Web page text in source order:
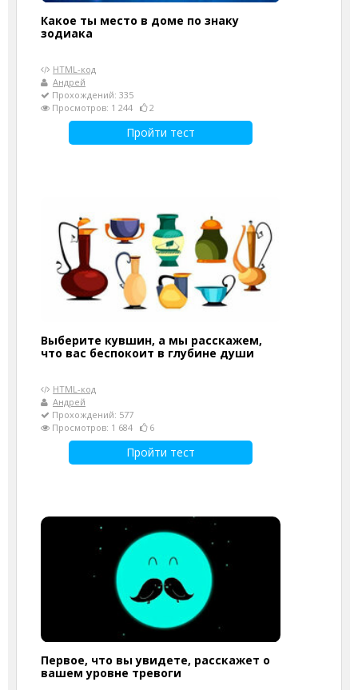
Какое ты место в доме по знаку
зодиака
HTML-код
Андрей
Прохождений: 335
Просмотров: 1 244
2
Пройти тест
Выберите кувшин, а мы расскажем,
что вас беспокоит в глубине души
HTML-код
Андрей
Прохождений: 577
Просмотров: 1 684
6
Пройти тест
Первое, что вы увидете, расскажет о
вашем уровне тревоги